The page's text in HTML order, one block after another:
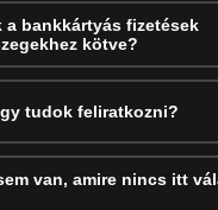
a bankkártyás fizetések
kötve?
tudok feliratkozni?
van, amire nincs itt